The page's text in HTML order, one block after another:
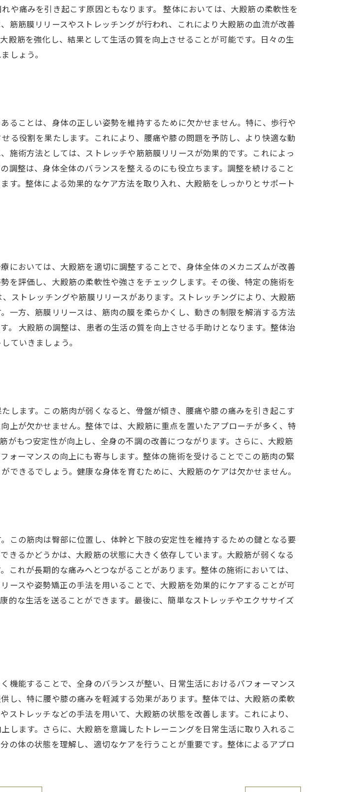
や痛みを引き起こす原因ともなります。 整体においては、大殿筋の柔軟性を
筋筋膜リリースやストレッチングが行われ、これにより大殿筋の血流が改善
殿筋を強化し、結果として生活の質を向上させることが可能です。日々の生
しょう。
ることは、身体の正しい姿勢を維持するために欠かせません。特に、歩行や
る役割を果たします。これにより、腰痛や膝の問題を予防し、より快適な動
術方法としては、ストレッチや筋筋膜リリースが効果的です。これによっ
調整は、身体全体のバランスを整えるのにも役立ちます。調整を続けること
す。整体による効果的なケア方法を取り入れ、大殿筋をしっかりとサポート
においては、大殿筋を適切に調整することで、身体全体のメカニズムが改善
を評価し、大殿筋の柔軟性や強さをチェックします。その後、特定の施術を
ストレッチングや筋膜リリースがあります。ストレッチングにより、大殿筋
一方、筋膜リリースは、筋肉の膜を柔らかくし、動きの制限を解消する方法
大殿筋の調整は、患者の生活の質を向上させる手助けとなります。整体治
ていきましょう。
します。この筋肉が弱くなると、骨盤が傾き、腰痛や膝の痛みを引き起こす
上が欠かせません。整体では、大殿筋に重点を置いたアプローチが多く、特
がもつ安定性が向上し、全身の不調の改善につながります。さらに、大殿筋
ォーマンスの向上にも寄与します。整体の施術を受けることでこの筋肉の緊
きるでしょう。健康な身体を育むために、大殿筋のケアは欠かせません。
この筋肉は臀部に位置し、体幹と下肢の安定性を維持するための鍵となる要
るかどうかは、大殿筋の状態に大きく依存しています。大殿筋が弱くなる
れが長期的な痛みへとつながることがあります。整体の施術においては、
ースや姿勢矯正の手法を用いることで、大殿筋を効果的にケアすることが可
的な生活を送ることができます。最後に、簡単なストレッチやエクササイズ
機能することで、全身のバランスが整い、日常生活におけるパフォーマンス
し、特に腰や膝の痛みを軽減する効果があります。整体では、大殿筋の柔軟
トレッチなどの手法を用いて、大殿筋の状態を改善します。これにより、
します。さらに、大殿筋を意識したトレーニングを日常生活に取り入れるこ
の体の状態を理解し、適切なケアを行うことが重要です。整体によるアプロ